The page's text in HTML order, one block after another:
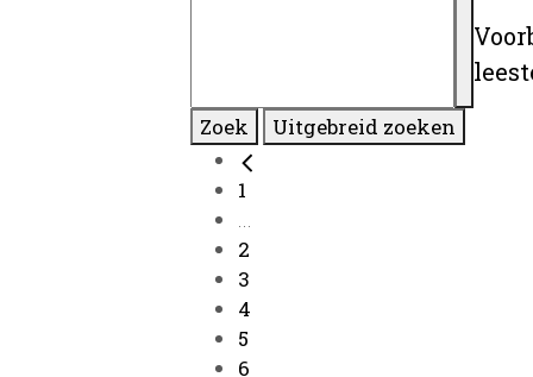
Zoek Uitgebreid zoeken
1
...
2
3
4
5
6